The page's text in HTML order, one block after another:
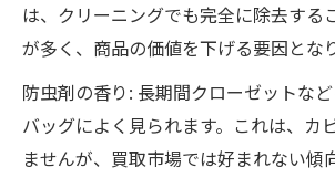
は、クリーニングでも完全に除去する
が多く、商品の価値を下げる要因とな
防虫剤の香り: 長期間クローゼットな
バッグによく見られます。これは、カ
ませんが、買取市場では好まれない傾